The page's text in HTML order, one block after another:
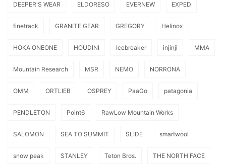
DEEPER'S WEAR ELDORESO EVERNEW EXPED
finetrack GRANITE GEAR GREGORY Helinox
HOKA ONEONE HOUDINI Icebreaker injinji MMA
Mountain Research MSR NEMO NORRONA
OMM ORTLIEB OSPREY PaaGo patagonia
PENDLETON Point6 RawLow Mountain Works
SALOMON SEA TO SUMMIT SLIDE smartwool
snow peak STANLEY Teton Bros. THE NORTH FACE